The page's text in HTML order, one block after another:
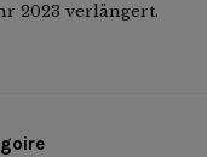
2023 verlängert.